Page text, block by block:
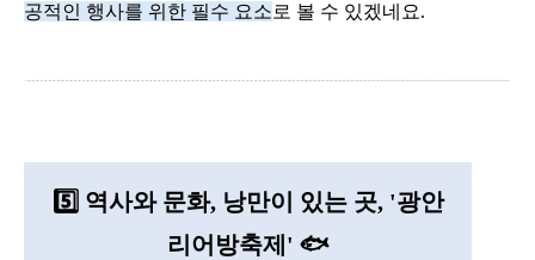
공적인 행사를 위한 필수 요소로 볼 수 있겠네요.
5️⃣ 역사와 문화, 낭만이 있는 곳, '광안
리어방축제' 🐟